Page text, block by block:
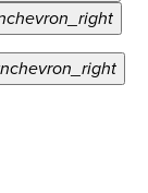
chevron_right
chevron_right